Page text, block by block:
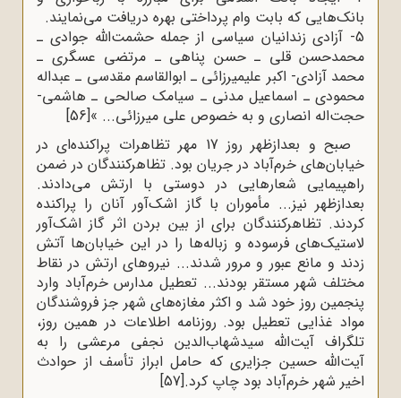
بانک‌هایی که بابت وام پرداختی بهره دریافت می‌نمایند.
5- آزادی زندانیان سیاسی از جمله حشمت‌اللّه جوادی ـ
محمدحسن قلی ـ حسن پناهی ـ مرتضی عسگری ـ
محمد آزادی- اکبر علیمیرزائی ـ ابوالقاسم مقدسی ـ عبداله
محمودی ـ اسماعیل مدنی ـ سیامک صالحی ـ هاشمی-
حجت‌اله انصاری و به خصوص علی میرزائی... »[56]
صبح و بعدازظهر روز 17 مهر تظاهرات پراکنده‌ای در
خیابان‌های خرم‌آباد در جریان بود. تظاهرکنندگان در ضمن
راهپیمایی شعارهایی در دوستی با ارتش می‌دادند.
بعدازظهر نیز... مأموران با گاز اشک‌آور آنان را پراکنده
کردند. تظاهرکنندگان برای از بین بردن اثر گاز اشک‌آور
لاستیک‌های فرسوده و زباله‌ها را در این خیابان‌ها آتش
زدند و مانع عبور و مرور شدند... نیروهای ارتش در نقاط
مختلف شهر مستقر بودند... تعطیل مدارس خرم‌آباد وارد
پنجمین روز خود شد و اکثر مغازه‌های شهر جز فروشندگان
مواد غذایی تعطیل بود. روزنامه اطلاعات در همین روز،
تلگراف آیت‌الله سیدشهاب‌الدین نجفی مرعشی را به
آیت‌الله حسین جزایری که حامل ابراز تأسف از حوادث
اخیر شهر خرم‌آباد بود چاپ کرد.[57]